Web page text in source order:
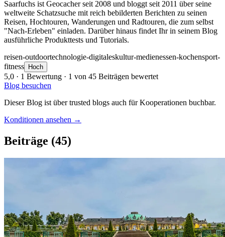
Saarfuchs ist Geocacher seit 2008 und bloggt seit 2011 über seine
weltweite Schatzsuche mit reich bebilderten Berichten zu seinen
Reisen, Hochtouren, Wanderungen und Radtouren, die zum selbst
"Nach-Erleben" einladen. Darüber hinaus findet Ihr in seinem Blog
ausführliche Produkttests und Tutorials.
reisen-outdoortechnologie-digitaleskultur-medienessen-kochensport-
fitness
Hoch
5,0 · 1 Bewertung · 1 von 45 Beiträgen bewertet
Blog besuchen
Dieser Blog ist über trusted blogs auch für Kooperationen buchbar.
Konditionen ansehen →
Beiträge (45)